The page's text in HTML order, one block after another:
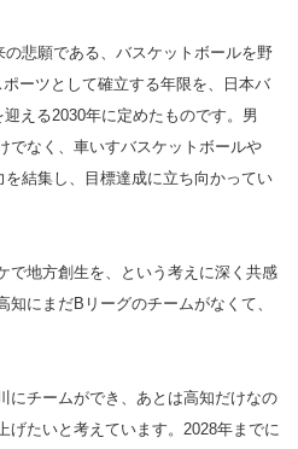
悲願である、バスケットボールを野
ーツとして確立する年限を、日本バ
える2030年に定めたものです。男
でなく、車いすバスケットボールや
結集し、目標達成に立ち向かってい
地方創生を、という考えに深く共感
にまだBリーグのチームがなくて、
チームができ、あとは高知だけなの
げたいと考えています。2028年までに